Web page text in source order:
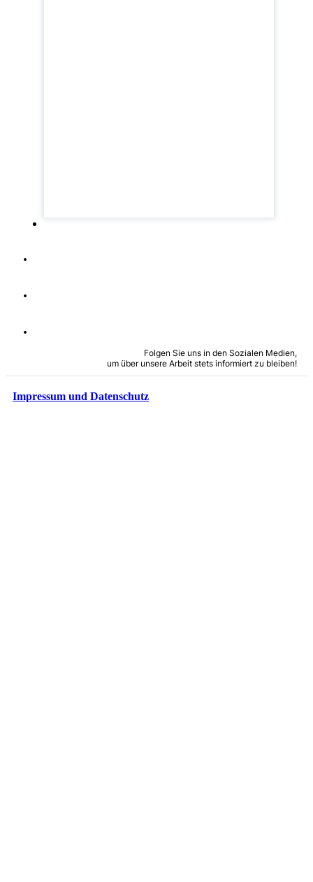
Folgen Sie uns in den Sozialen Medien,
um über unsere Arbeit stets informiert zu bleiben!
Impressum und Datenschutz